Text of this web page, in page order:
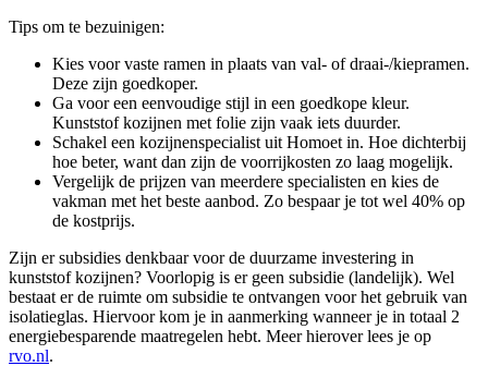
Tips om te bezuinigen:
Kies voor vaste ramen in plaats van val- of draai-/kiepramen.
Deze zijn goedkoper.
Ga voor een eenvoudige stijl in een goedkope kleur.
Kunststof kozijnen met folie zijn vaak iets duurder.
Schakel een kozijnenspecialist uit Homoet in. Hoe dichterbij
hoe beter, want dan zijn de voorrijkosten zo laag mogelijk.
Vergelijk de prijzen van meerdere specialisten en kies de
vakman met het beste aanbod. Zo bespaar je tot wel 40% op
de kostprijs.
Zijn er subsidies denkbaar voor de duurzame investering in
kunststof kozijnen? Voorlopig is er geen subsidie (landelijk). Wel
bestaat er de ruimte om subsidie te ontvangen voor het gebruik van
isolatieglas. Hiervoor kom je in aanmerking wanneer je in totaal 2
energiebesparende maatregelen hebt. Meer hierover lees je op
rvo.nl.